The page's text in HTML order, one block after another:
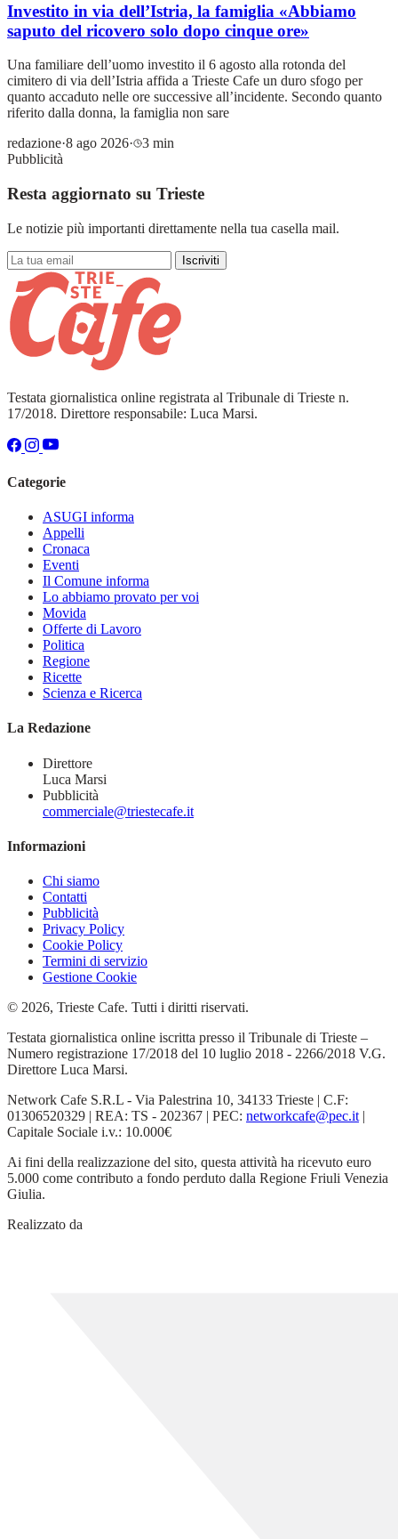
Investito in via dell’Istria, la famiglia «Abbiamo
saputo del ricovero solo dopo cinque ore»
Una familiare dell’uomo investito il 6 agosto alla rotonda del
cimitero di via dell’Istria affida a Trieste Cafe un duro sfogo per
quanto accaduto nelle ore successive all’incidente. Secondo quanto
riferito dalla donna, la famiglia non sare
redazione·8 ago 2026·
3 min
Pubblicità
Resta aggiornato su Trieste
Le notizie più importanti direttamente nella tua casella mail.
Iscriviti
Testata giornalistica online registrata al Tribunale di Trieste n.
17/2018. Direttore responsabile: Luca Marsi.
Categorie
ASUGI informa
Appelli
Cronaca
Eventi
Il Comune informa
Lo abbiamo provato per voi
Movida
Offerte di Lavoro
Politica
Regione
Ricette
Scienza e Ricerca
La Redazione
Direttore
Luca Marsi
Pubblicità
commerciale@triestecafe.it
Informazioni
Chi siamo
Contatti
Pubblicità
Privacy Policy
Cookie Policy
Termini di servizio
Gestione Cookie
© 2026, Trieste Cafe. Tutti i diritti riservati.
Testata giornalistica online iscritta presso il Tribunale di Trieste –
Numero registrazione 17/2018 del 10 luglio 2018 - 2266/2018 V.G.
Direttore Luca Marsi.
Network Cafe S.R.L - Via Palestrina 10, 34133 Trieste | C.F:
01306520329 | REA: TS - 202367 | PEC: networkcafe@pec.it |
Capitale Sociale i.v.: 10.000€
Ai fini della realizzazione del sito, questa attività ha ricevuto euro
5.000 come contributo a fondo perduto dalla Regione Friuli Venezia
Giulia.
Realizzato da